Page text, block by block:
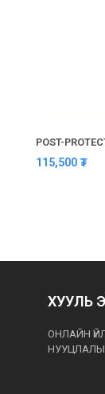
POST-
115,500 ₮
ХУУЛЬ
ОНЛАЙН